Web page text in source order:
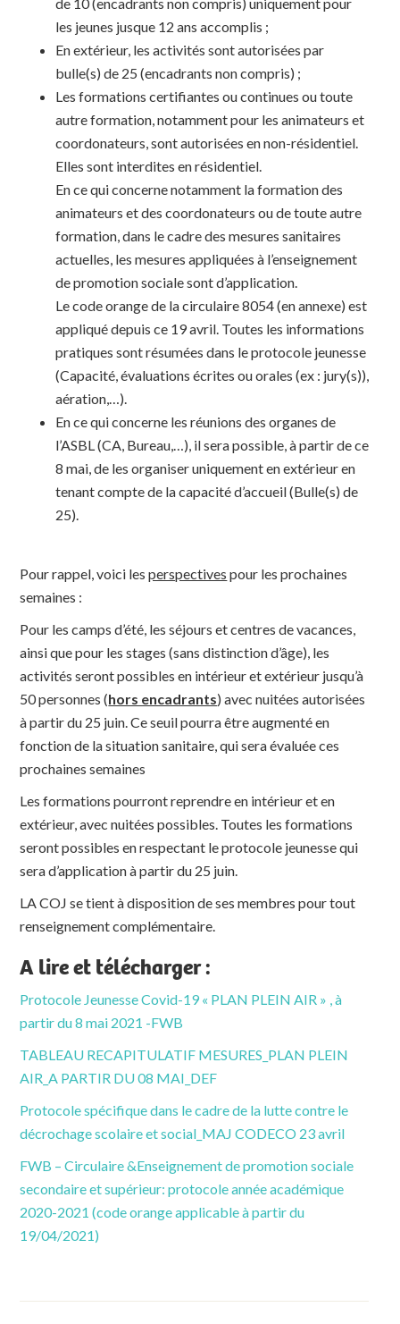
de 10 (encadrants non compris) uniquement pour
les jeunes jusque 12 ans accomplis ;
En extérieur, les activités sont autorisées par
bulle(s) de 25 (encadrants non compris) ;
Les formations certifiantes ou continues ou toute
autre formation, notamment pour les animateurs et
coordonateurs, sont autorisées en non-résidentiel.
Elles sont interdites en résidentiel.
En ce qui concerne notamment la formation des
animateurs et des coordonateurs ou de toute autre
formation, dans le cadre des mesures sanitaires
actuelles, les mesures appliquées à l’enseignement
de promotion sociale sont d’application.
Le code orange de la circulaire 8054 (en annexe) est
appliqué depuis ce 19 avril. Toutes les informations
pratiques sont résumées dans le protocole jeunesse
(Capacité, évaluations écrites ou orales (ex : jury(s)),
aération,…).
En ce qui concerne les réunions des organes de
l’ASBL (CA, Bureau,…), il sera possible, à partir de ce
8 mai, de les organiser uniquement en extérieur en
tenant compte de la capacité d’accueil (Bulle(s) de
25).
Pour rappel, voici lesperspectives pour les prochaines
semaines :
Pour les camps d’été, les séjours et centres de vacances,
ainsi que pour les stages (sans distinction d’âge), les
activités seront possibles en intérieur et extérieur jusqu’à
50 personnes (hors encadrants) avec nuitées autorisées
à partir du 25 juin. Ce seuil pourra être augmenté en
fonction de la situation sanitaire, qui sera évaluée ces
prochaines semaines
Les formations pourront reprendre en intérieur et en
extérieur, avec nuitées possibles. Toutes les formations
seront possibles en respectant le protocole jeunesse qui
sera d’application à partir du 25 juin.
LA COJ se tient à disposition de ses membres pour tout
renseignement complémentaire.
A lire et télécharger :
Protocole Jeunesse Covid-19 « PLAN PLEIN AIR » , à
partir du 8 mai 2021 -FWB
TABLEAU RECAPITULATIF MESURES_PLAN PLEIN
AIR_A PARTIR DU 08 MAI_DEF
Protocole spécifique dans le cadre de la lutte contre le
décrochage scolaire et social_MAJ CODECO 23 avril
FWB – Circulaire &Enseignement de promotion sociale
secondaire et supérieur: protocole année académique
2020-2021 (code orange applicable à partir du
19/04/2021)